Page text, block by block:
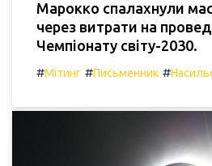
Марокко спалахнули
через витрати на
Чемпіонату світу-2030.
#Мітинг #Письменник #